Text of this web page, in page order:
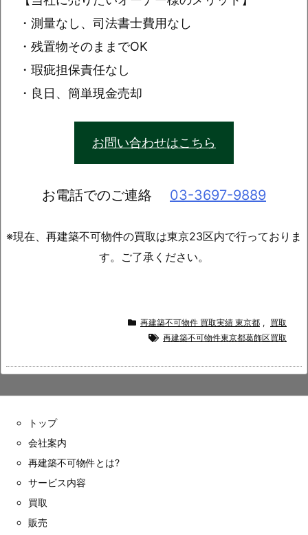
・測量なし、司法書士費用なし
・残置物そのままでOK
・瑕疵担保責任なし
・良日、簡単現金売却
お問い合わせはこちら
お電話でのご連絡 03-3697-9889
※現在、再建築不可物件の買取は東京23区内で行っておりま
す。ご了承ください。
再建築不可物件 買取実績 東京都 , 買取
再建築不可物件東京都葛飾区買取
トップ
会社案内
再建築不可物件とは?
サービス内容
買取
販売